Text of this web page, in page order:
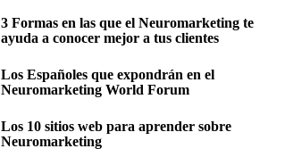
3 Formas en las que el Neuromarketing te
ayuda a conocer mejor a tus clientes
Los Españoles que expondrán en el
Neuromarketing World Forum
Los 10 sitios web para aprender sobre
Neuromarketing